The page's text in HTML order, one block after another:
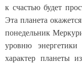
к счастью будет
Эта планета
понедельник
уровню
характер планеты